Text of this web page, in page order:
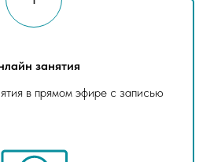
занятия
в прямом эфире с записью